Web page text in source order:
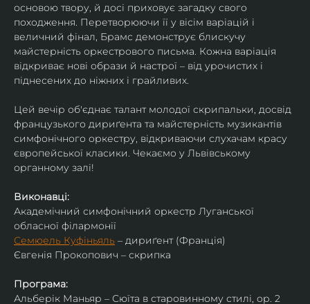
основою твору, й досі приховує загадку свого
походження. Перетворюючи її у вісім варіацій і
величний фінал, Брамс демонструє блискучу
майстерність оркестрового письма. Кожна варіація
відкриває нові образи й настрої – від урочистих і
піднесених до ніжних і грайливих.
Цей вечір об'єднає талант молодої скрипальки, досвід
французького дириґента та майстерність музикантів
симфонічного оркестру, відкриваючи слухачам красу
європейської класики. Чекаємо у Львівському
органному залі!
Виконавці:
Академічний симфонічний оркестр Луганської
обласної філармонії
Семюель Куфіньяль – дириґент (Франція)
Євгенія Прокопович – скрипка
Програма:
Альберік Маньяр – Сюїта в старовинному стилі, ор. 2